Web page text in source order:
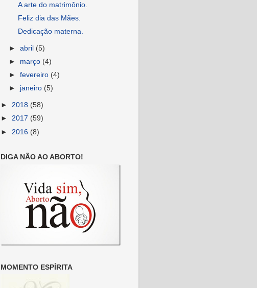
A arte do matrimônio.
Feliz dia das Mães.
Dedicação materna.
►abril (5)
► março (4)
►fevereiro (4)
► janeiro (5)
► 2018 (58)
► 2017 (59)
► 2016 (8)
DIGA NÃO AO ABORTO!
MOMENTO ESPÍRITA